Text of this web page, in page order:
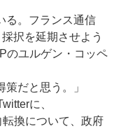
る。フランス通信
択を延期させよう
のユルゲン・コッペ
策だと思う。」
に、
転換について、政府